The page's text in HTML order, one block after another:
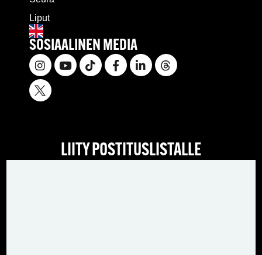
Liput
SOSIAALINEN MEDIA
LIITY POSTITUSLISTALLE